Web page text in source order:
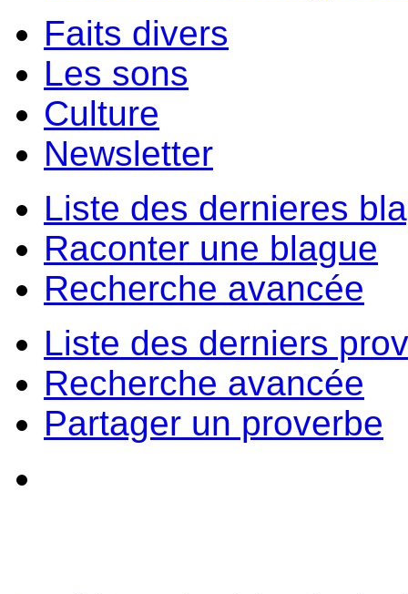
Faits divers
Les sons
Culture
Newsletter
Liste des dernieres
Raconter une blague
Recherche avancée
Liste des derniers
Recherche avancée
Partager un proverbe